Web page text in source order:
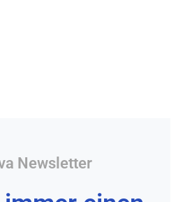
Newsletter